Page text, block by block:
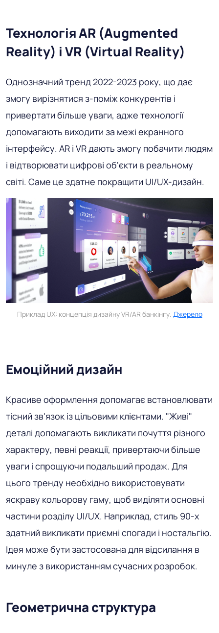
Технологія AR (Augmented
Reality) і VR (Virtual Reality)
Однозначний тренд 2022-2023 року, що дає
змогу вирізнятися з-поміж конкурентів і
привертати більше уваги, адже технології
допомагають виходити за межі екранного
інтерфейсу. AR і VR дають змогу побачити людям
і відтворювати цифрові об'єкти в реальному
світі. Саме це здатне покращити UI/UX-дизайн.
Приклад UX: концепція дизайну VR/AR банкінгу. Джерело
Емоційний дизайн
Красиве оформлення допомагає встановлювати
тісний зв'язок із цільовими клієнтами. "Живі"
деталі допомагають викликати почуття різного
характеру, певні реакції, привертаючи більше
уваги і спрощуючи подальший продаж. Для
цього тренду необхідно використовувати
яскраву кольорову гаму, щоб виділяти основні
частини розділу UI/UX. Наприклад, стиль 90-х
здатний викликати приємні спогади і ностальгію.
Ідея може бути застосована для відсилання в
минуле з використанням сучасних розробок.
Геометрична структура